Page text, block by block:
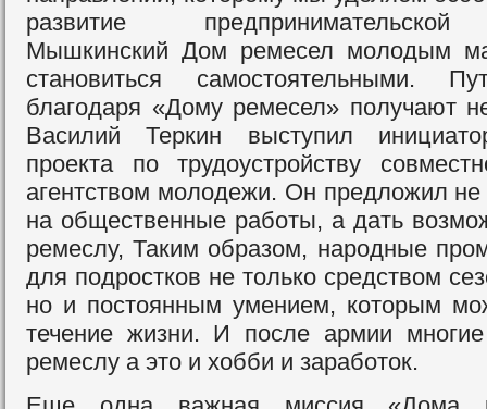
развитие предпринимательской
Мышкинский Дом ремесел молодым
становиться самостоятельными.
благодаря «Дому ремесел» получают
Василий Теркин выступил
проекта по трудоустройству
агентством молодежи. Он предложил не
на общественные работы, а дать
ремеслу, Таким образом, народные
для подростков не только средством
но и постоянным умением, которым
течение жизни. И после армии
ремеслу а это и хобби и заработок.